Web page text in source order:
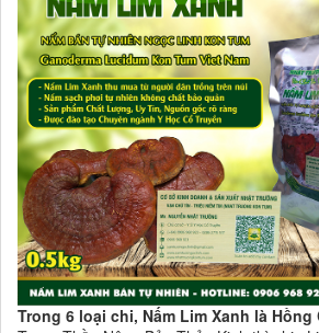
Trong 6 loại chi, Nấm Lim Xanh là Hồng